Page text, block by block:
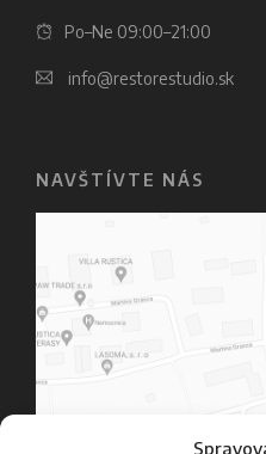
Po–Ne 09:00–21:00
info@restorestudio.sk
NAVŠTÍVTE NÁS